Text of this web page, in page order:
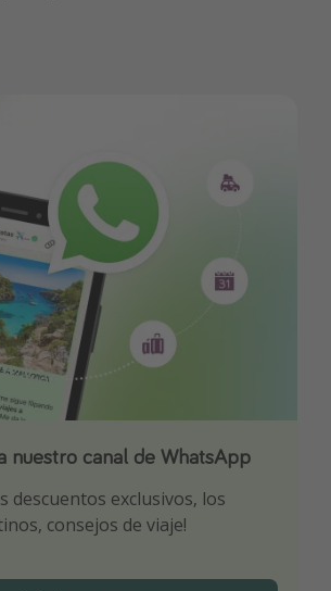
nuestro canal de WhatsApp
descuentos exclusivos, los
consejos de viaje!
app
en reservar nuestros chollazos
nuestro canal de Telegram!
ofertas seleccionadas para
expertos en viajes